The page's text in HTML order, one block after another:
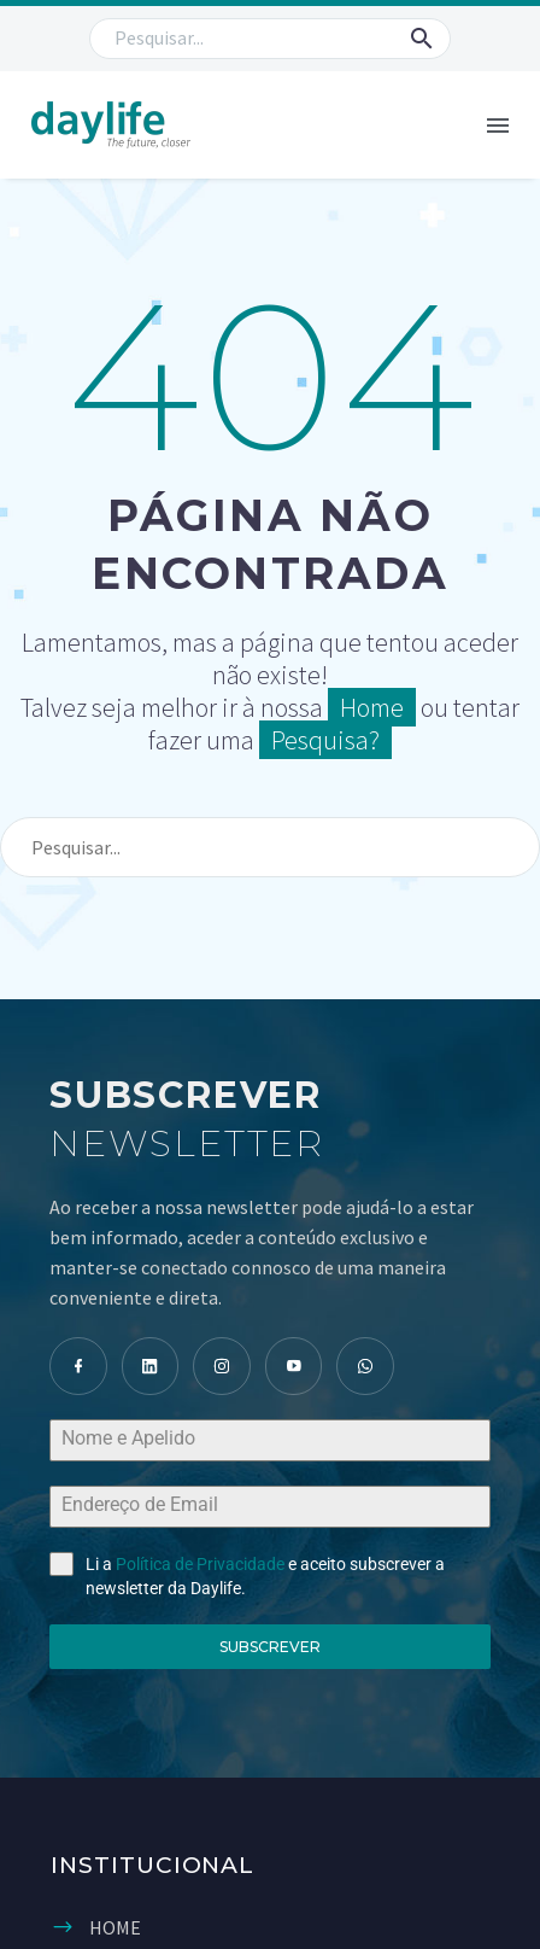
404
PÁGINA NÃO
ENCONTRADA
Lamentamos, mas a página que tentou aceder
não existe!
Talvez seja melhor ir à nossa
Home ou tentar
fazer uma
Pesquisa?
SUBSCREVER
NEWSLETTER
Ao receber a nossa newsletter pode ajudá-lo a estar
bem informado, aceder a conteúdo exclusivo e
manter-se conectado connosco de uma maneira
conveniente e direta.
Li a Política de Privacidadee aceito subscrever a
newsletter da Daylife.
SUBSCREVER
INSTITUCIONAL
HOME